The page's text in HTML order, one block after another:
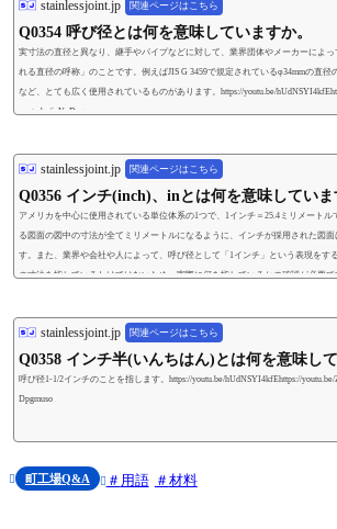
stainlessjoint.jp 関連ページはこちら
Q0354 呼び径とは何を意味していますか。
実寸法の直径と異なり、継手やパイプなどに対して、業界団体やメーカーによ
れる直径の呼称」のことです。例えばJIS G 3459で規定されているφ34mmの直径
など、とても広く使用されているものがあります。https://youtu.be/
youtu.be/ivYzDpgmuso
stainlessjoint.jp 関連ページはこちら
Q0356 インチ(inch)、inとは何を意味していま
アメリカを中心に使用されている単位体系の1つで、1インチ＝25.4ミリメート
る図面の図中の寸法が全てミリメートルになるように、インチが採用された図
す。また、業界や会社や人によって、呼び径として「1インチ」という表現をす
の寸法を指しているわけではないため、実際に何を指しているかの確認が必要で
stainlessjoint.jp 関連ページはこちら
Q0358 インチ半(いんちはん)とは何を意味して
呼び径1-1/2インチのことを指します。https://youtu.be/hUdNSYI4kfEhttps://
Dpgmuso
 町工場Q&A  用語 材料